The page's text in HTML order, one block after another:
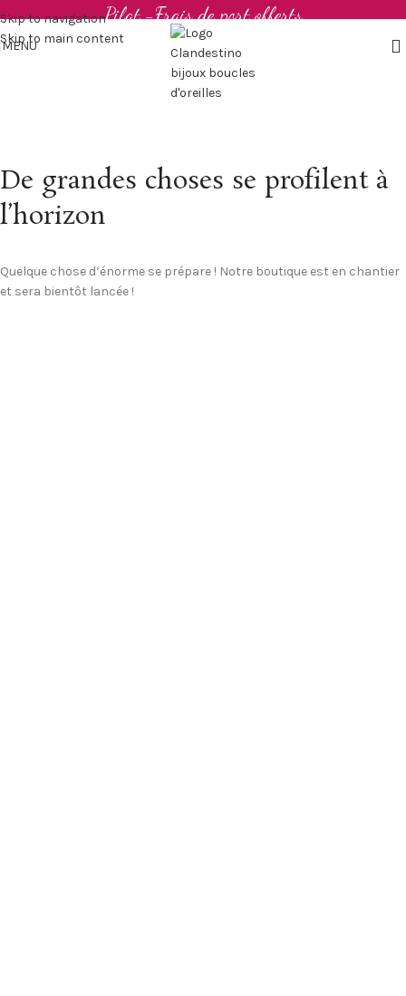
Skip to navigation
Skip to main content
Pilat -Frais de port offerts
MENU
De grandes choses se profilent à
l’horizon
Quelque chose d’énorme se prépare ! Notre boutique est en chantier
et sera bientôt lancée !